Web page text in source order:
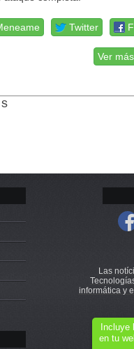
Twitter
Ver
Las
informática y
Incluye
en tu